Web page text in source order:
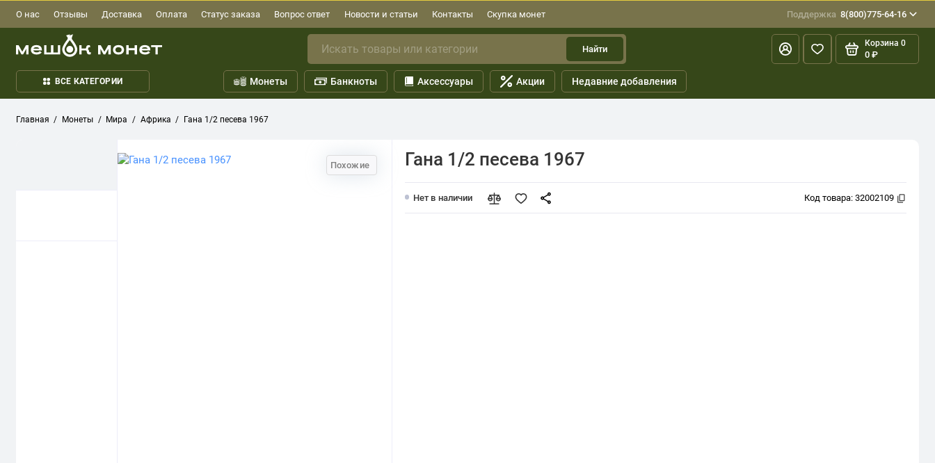
О нас Отзывы Доставка Оплата Статус заказа Вопрос ответ Новости и статьи Контакты Скупка монет Поддержка 8(800)775-64-16
Найти
Корзина 0
0 ₽
ВСЕ КАТЕГОРИИ Монеты Банкноты Аксессуары Акции Недавние добавления
Главная Монеты Мира Африка Гана 1/2 песева 1967
Похожие Гана 1/2 песева 1967
Нет в наличии Код товара: 32002109